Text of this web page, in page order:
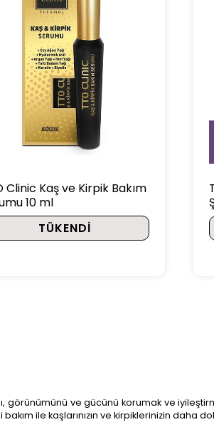
Clinic Kaş ve Kirpik Bakım
10 ml
TÜKENDI
görünümünü ve gücünü korumak ve
ile kaşlarınızın ve kirpiklerinizin daha